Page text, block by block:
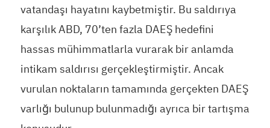
vatandaşı hayatını kaybetmiştir. Bu saldırıya
karşılık ABD, 70’ten fazla DAEŞ hedefini
hassas mühimmatlarla vurarak bir anlamda
intikam saldırısı gerçekleştirmiştir. Ancak
vurulan noktaların tamamında gerçekten DAEŞ
varlığı bulunup bulunmadığı ayrıca bir tartışma